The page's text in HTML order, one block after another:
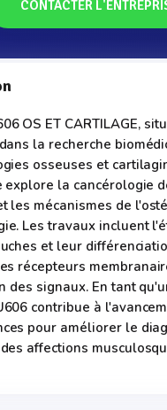
CONTACTER
OS ET CARTILAGE,
la recherche
osseuses et
explore la cancérologie
les mécanismes de
Les travaux incluent
et leur
récepteurs
des signaux. En tant
contribue à
pour améliorer le
affections